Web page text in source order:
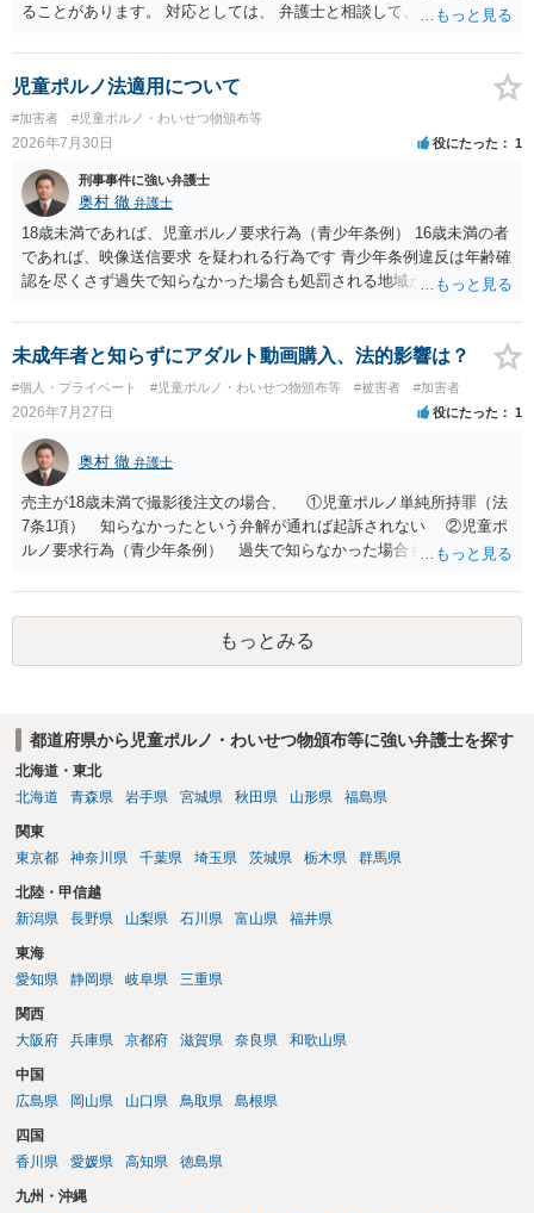
ることがあります。 対応としては、 弁護士と相談して、 児童ポルノ
談しておく などが考えられます。
児童ポルノ法適用について
#加害者 #児童ポルノ・わいせつ物頒布等
2026年7月30日 役にたった 1
刑事事件に強い弁護士
奥村 徹 弁護士
18歳未満であれば、児童ポルノ要求行為（青少年条例） 16歳未満の者
であれば、映像送信要求 を疑われる行為です 青少年条例違反は年齢確
認を尽くさず過失で知らなかった場合も処罰される地域があるので、
未成年者と知らずにアダルト動画購入、法的影響は？
#個人・プライベート #児童ポルノ・わいせつ物頒布等 #被害者 #加害者
2026年7月27日 役にたった 1
奥村 徹 弁護士
売主が18歳未満で撮影後注文の場合、 ①児童ポルノ単純所持罪（法
7条1項） 知らなかったという弁解が通れば起訴されない ②児童ポ
ルノ要求行為（青少年条例） 過失で知らなかった場合も処罰される
ることになります。 対応としては、福祉犯罪に詳しい弁護士に相談
した上で 相手方の地域も知らない・年齢も知らなかったという弁
解 もう消したので持ってない という弁解を用意して、警察相談を
検討してください。
もっとみる
都道府県から児童ポルノ・わいせつ物頒布等に強い弁護士を探す
北海道・東北
北海道
青森県 岩手県 宮城県 秋田県 山形県 福島県
関東
東京都
神奈川県 千葉県 埼玉県 茨城県 栃木県 群馬県
北陸・甲信越
新潟県
長野県 山梨県 石川県 富山県 福井県
東海
愛知県
静岡県 岐阜県 三重県
関西
大阪府
兵庫県 京都府 滋賀県 奈良県 和歌山県
中国
広島県
岡山県 山口県 鳥取県 島根県
四国
香川県
愛媛県 高知県 徳島県
九州・沖縄